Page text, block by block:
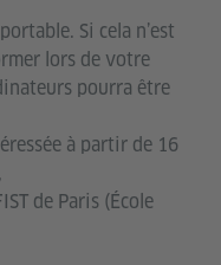
Si cela n’est
lors de votre
pourra être
à partir de 16
de Paris (École